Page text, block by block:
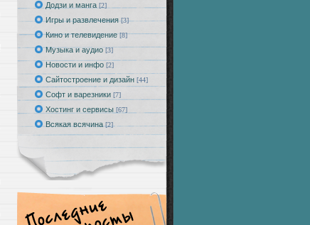
Додзи и манга [2]
Игры и развлечения [3]
Кино и телевидение [8]
Музыка и аудио [3]
Новости и инфо [2]
Сайтостроение и дизайн [44]
Софт и варезники [7]
Хостинг и сервисы [67]
Всякая всячина [2]